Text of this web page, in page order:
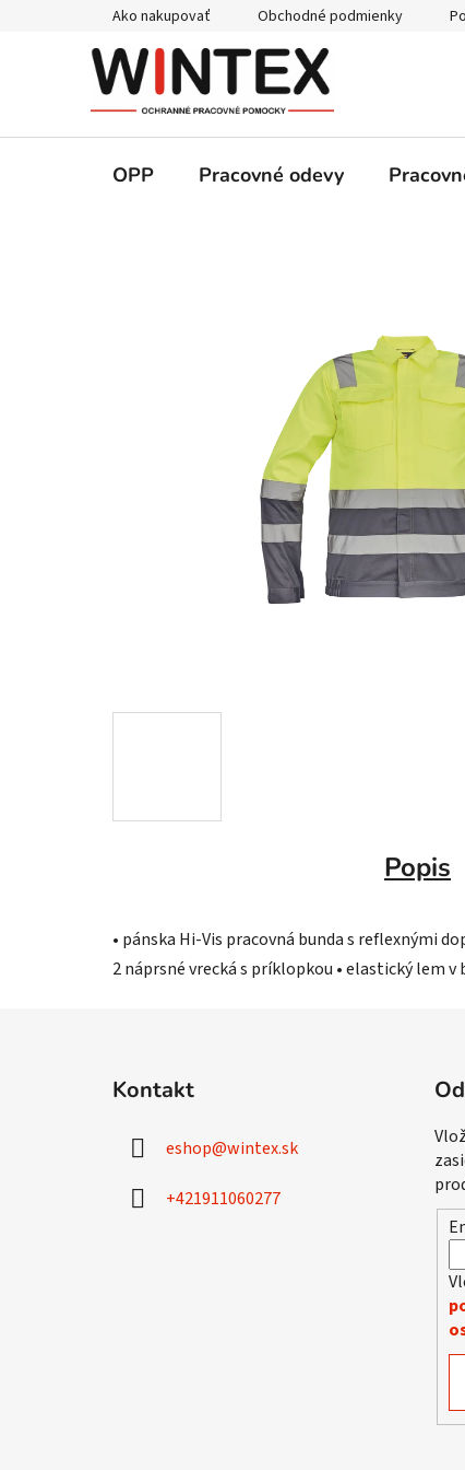
Ako nakupovať Obchodné podmienky
OPP Pracovné odevy
Popis
• pánska Hi-Vis pracovná bunda s reflexnými
2 náprsné vrecká s príklopkou • elastický lem
Kontakt
eshop@wintex.sk
+421911060277